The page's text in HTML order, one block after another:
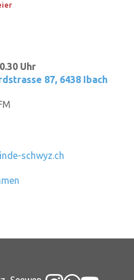
Uhr
87, 6438 Ibach
schwyz.ch